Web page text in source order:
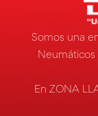
Somos una
Neumáticos
En ZONA